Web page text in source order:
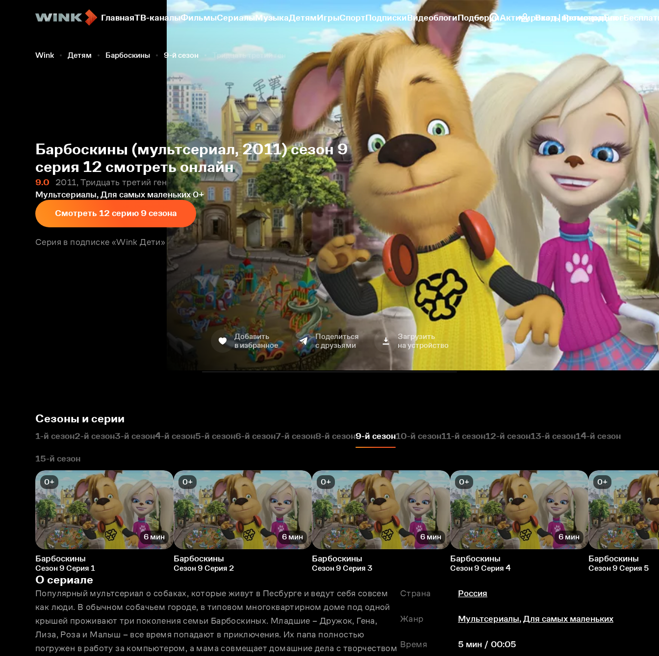
ГлавнаяТВ-каналыФильмыСериалыМузыкаДетямИгрыСпортПодпискиВидеоблогиПодборкиАктивировать промокодБлог
Вход | Регистрация
Wink Детям Барбоскины 9-й сезон Тридцать третий ген
Барбоскины (мультсериал, 2011) сезон 9
серия 12 смотреть онлайн
9.0
2011, Тридцать третий ген
Мультсериалы, Для самых маленьких 0+
Смотреть 12 серию 9 сезона
Серия в подписке «Wink Дети»
Добавить
в избранное
Поделиться
с друзьями
Загрузить
на устройство
Сезоны и серии
1-й сезон2-й сезон3-й сезон4-й сезон5-й сезон6-й сезон7-й сезон8-й сезон9-й сезон10-й сезон11-й сезон12-й сезон13-й сезон14-й сезон
15-й сезон
0+
6 мин
Барбоскины
Сезон 9 Серия 1
0+
6 мин
Барбоскины
Сезон 9 Серия 2
0+
6 мин
Барбоскины
Сезон 9 Серия 3
0+
6 мин
Барбоскины
Сезон 9 Серия 4
0+
Барбоскины
Сезон 9 Серия 5
О сериале
Популярный мультсериал о собаках, которые живут в Песбурге и ведут себя совсем
как люди. В обычном собачьем городе, в типовом многоквартирном доме под одной
крышей проживают три поколения семьи Барбоскиных. Младшие – Дружок, Гена,
Лиза, Роза и Малыш – всe время попадают в приключения. Их папа полностью
погружен в работу за компьютером, а мама совмещает домашние дела с творчеством
Страна Россия
Жанр Мультсериалы, Для самых маленьких
Время 5 мин / 00:05